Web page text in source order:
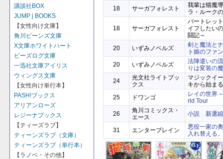
講談社BOX
JUMP j BOOKS
【女性向け文庫】
角川ビーンズ文庫
X文庫ホワイトハート
ビーズログ文庫
一迅社文庫アイリス
ウィングス文庫
【女性向け単行本】
PASH!ブックス
アリアンローズ
レジーナブックス
【ティーズラブ】
ティーンズラブ（文庫）
ティーンズラブ（単行本）
【ラノベ・その他】
18
サーガフォレスト
我輩は猫魔
ラ・ルーク
18 サーガフォレスト
バートレッ
イフしたい
闘記～
20
いずみノベルズ
剣と魔法と
ト娘のファ
20
いずみノベルズ
法陣遣いの
りは変装の
24
光文社ライトブッ
クス
マジックイ
キから始ま
25
ドワンゴ
レイの世界
rld Tour
26
角川コミックス・
エース
小説 新選組
31 エンターブレイン
悪役一家の
入れ替える